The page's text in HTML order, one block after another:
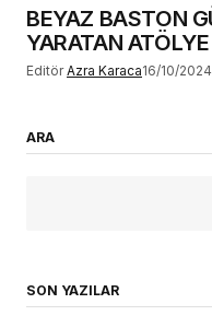
BEYAZ BASTON
YARATAN
Editör Azra Karaca16/10/2024
ARA
SON YAZILAR